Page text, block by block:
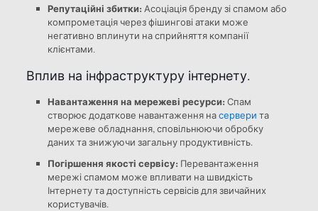
Репутаційні збитки: Асоціація бренду зі спамом або
компрометація через фішингові атаки може
негативно вплинути на сприйняття компанії
клієнтами.
Вплив на інфраструктуру інтернету.
Навантаження на мережеві ресурси: Спам
створює додаткове навантаження насервери та
мережеве обладнання, сповільнюючи обробку
даних та знижуючи загальну продуктивність.
Погіршення якості сервісу: Перевантаження
мережі спамом може впливати на швидкість
Інтернету та доступність сервісів для звичайних
користувачів.